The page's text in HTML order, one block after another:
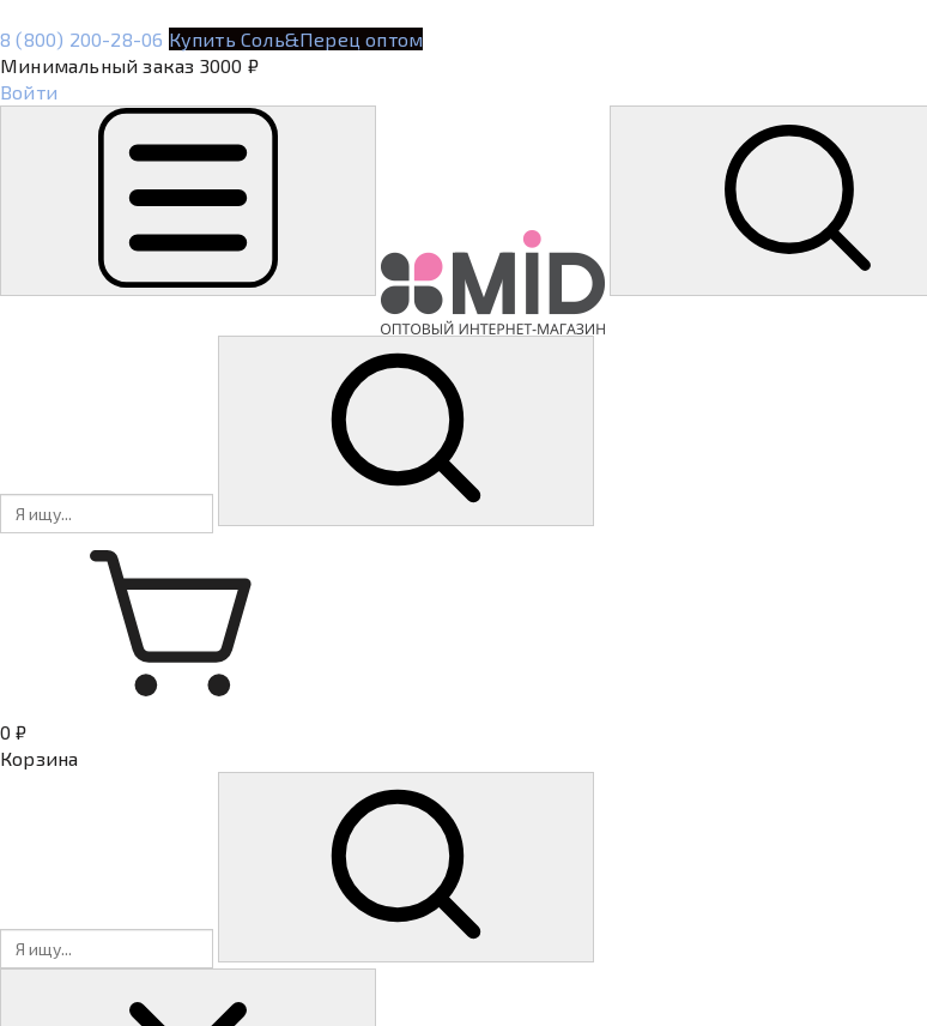
8 (800) 200-28-06 Купить Соль&Перец оптом
Минимальный заказ 3000 ₽
Войти
0 ₽
Корзина